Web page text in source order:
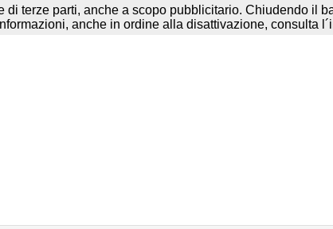
rights reserved. Privacy e Cookie-Disclaimer-Termini d'uso
di terze parti, anche a scopo pubblicitario. Chiudendo
anche in ordine alla disattivazione, consulta